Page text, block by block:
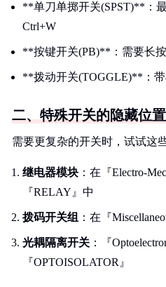
**单刀单掷开关(SPST)**：
Ctrl+W
**按键开关(PB)**：需要长
**拨动开关(TOGGLE)**：
二、特殊开关的隐藏位置
需要更复杂的开关时，试试这
继电器模块 ：在『Electro-
『RELAY』中
拨码开关组 ：在『
光耦隔离开关 ：『
『OPTOISOLATOR』